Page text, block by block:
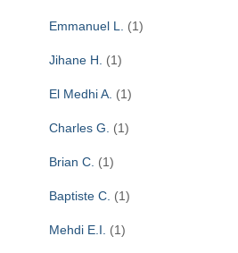
Emmanuel L. (1)
Jihane H. (1)
El Medhi A. (1)
Charles G. (1)
Brian C. (1)
Baptiste C. (1)
Mehdi E.I. (1)